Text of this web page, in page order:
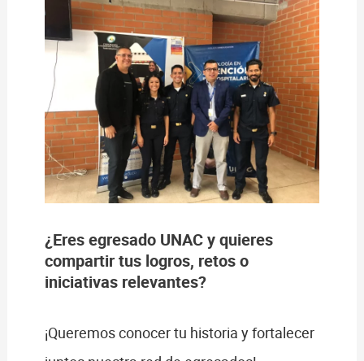
¿Eres egresado UNAC y quieres
compartir tus logros, retos o
iniciativas relevantes?
¡Queremos conocer tu historia y fortalecer